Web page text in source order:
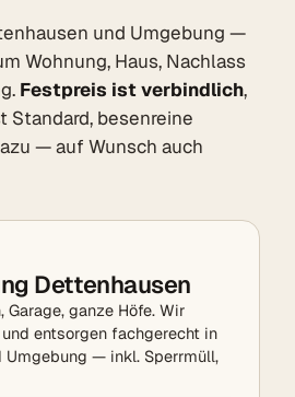
und Umgebung —
Wohnung, Haus, Nachlass
Festpreis ist verbindlich,
Standard, besenreine
— auf Wunsch auch
Dettenhausen
Garage, ganze Höfe. Wir
entsorgen fachgerecht in
Umgebung — inkl. Sperrmüll,